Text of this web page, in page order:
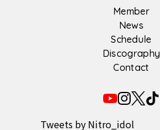
Member
News
Schedule
Discography
Contact
Tweets by Nitro_idol